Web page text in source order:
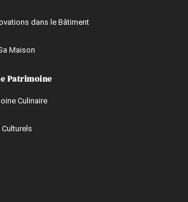
dans le Bâtiment
Maison
Patrimoine
Culinaire